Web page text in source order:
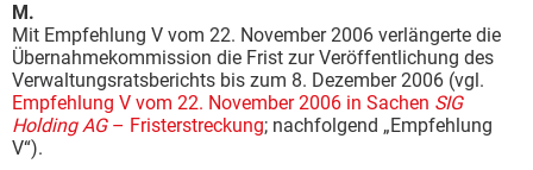
M.
Mit Empfehlung V vom 22. November 2006 verlängerte die
Übernahmekommission die Frist zur Veröffentlichung des
Verwaltungsratsberichts bis zum 8. Dezember 2006 (vgl.
Empfehlung V vom 22. November 2006 in Sachen SIG
Holding AG– Fristerstreckung; nachfolgend „Empfehlung
V“).